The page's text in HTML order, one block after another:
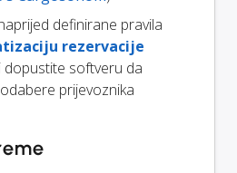
definirane pravila
rezervacije
i dopustite softveru da
prijevoznika